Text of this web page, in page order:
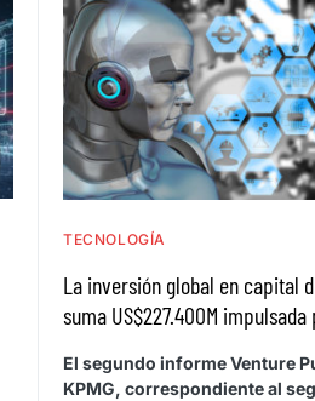
TECNOLOGÍA
La inversión global en capital
suma US$227.400M impulsada
El segundo informe Venture
KPMG, correspondiente al